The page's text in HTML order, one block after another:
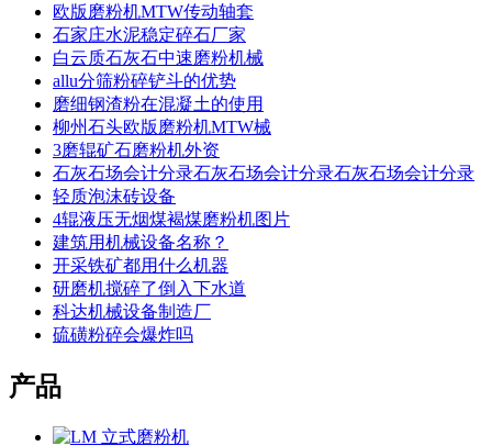
欧版磨粉机MTW传动轴套
石家庄水泥稳定碎石厂家
白云质石灰石中速磨粉机械
allu分筛粉碎铲斗的优势
磨细钢渣粉在混凝土的使用
柳州石头欧版磨粉机MTW械
3磨辊矿石磨粉机外资
石灰石场会计分录石灰石场会计分录石灰石场会计分录
轻质泡沫砖设备
4辊液压无烟煤褐煤磨粉机图片
建筑用机械设备名称？
开采铁矿都用什么机器
研磨机搅碎了倒入下水道
科达机械设备制造厂
硫磺粉碎会爆炸吗
产品